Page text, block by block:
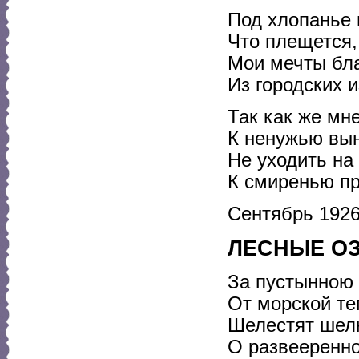
Под
Что
Мои мечты
Из городских
Так как же
К ненужью
Не уходить
К смиренью
Сентябрь
ЛЕСНЫЕ
За
От морской
Шелестят
О